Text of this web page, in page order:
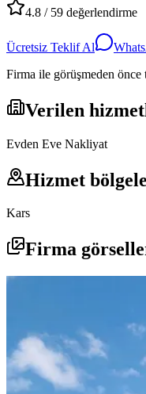
4.8 / 59 değerlendirme
Ücretsiz Teklif Al
Firma ile görüşmeden
Verilen
Evden Eve Nakliyat
Hizmet
Kars
Firma